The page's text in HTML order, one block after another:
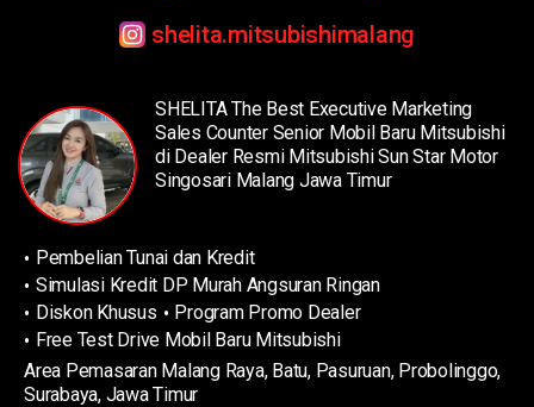
shelita.mitsubishimalang
SHELITA The Best Executive Marketing
Sales Counter Senior Mobil Baru Mitsubishi
di Dealer Resmi Mitsubishi Sun Star Motor
Singosari Malang Jawa Timur
Pembelian Tunai dan Kredit
Simulasi Kredit DP Murah Angsuran Ringan
Diskon Khusus
Program Promo Dealer
Free Test Drive Mobil Baru Mitsubishi
Area Pemasaran Malang Raya, Batu, Pasuruan, Probolinggo,
Surabaya, Jawa Timur